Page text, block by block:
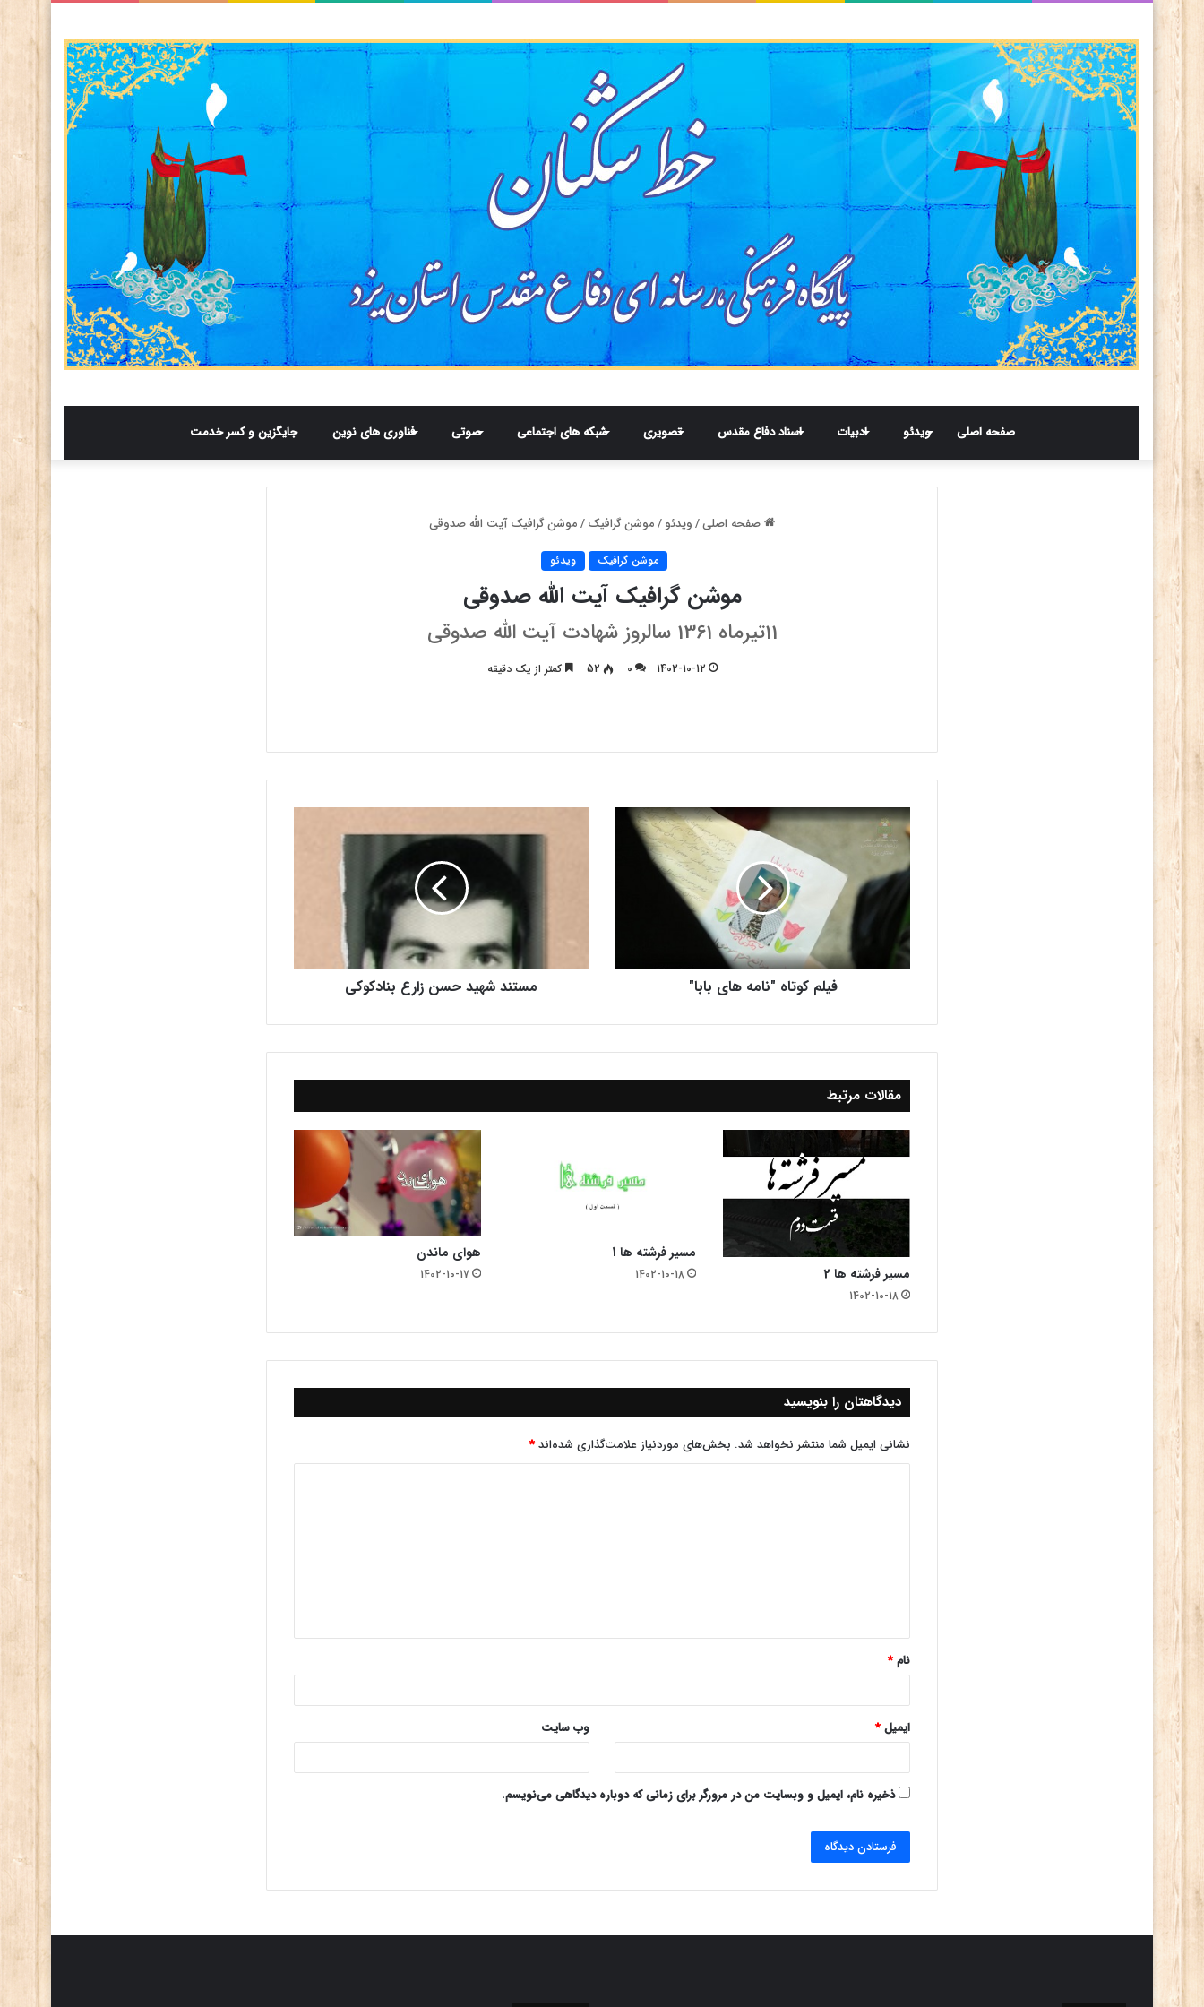
صفحه اصلی ویدئو ادبیات اسناد دفاع مقدس تصویری شبکه های اجتماعی صوتی فناوری های نوین جایگزین و کسر خدمت
صفحه اصلی/ویدئو/موشن گرافیک/موشن گرافیک آیت الله صدوقی
موشن گرافیک ویدئو
موشن گرافیک آیت الله صدوقی
11تیرماه 1361 سالروز شهادت آیت الله صدوقی
1402-10-12
0
52 کمتر از یک دقیقه
فیلم کوتاه "نامه های بابا" مستند شهید حسن زارع بنادکوکی
مقالات مرتبط
مسیر فرشته ها 2
1402-10-18
مسیر فرشته ها 1
1402-10-18
هوای ماندن
1402-10-17
دیدگاهتان را بنویسید
نشانی ایمیل شما منتشر نخواهد شد. بخش‌های موردنیاز علامت‌گذاری شده‌اند*
*
نام*
ایمیل* وب‌ سایت
ذخیره نام، ایمیل و وبسایت من در مرورگر برای زمانی که دوباره دیدگاهی می‌نویسم.